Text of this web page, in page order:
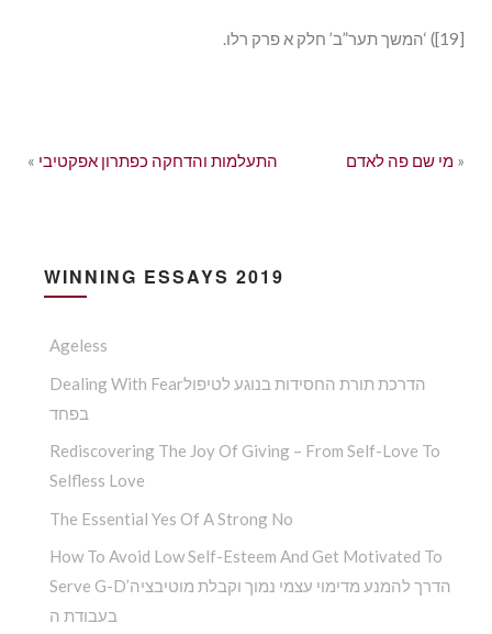
[19]) ‘המשך תער”ב’ חלק א פרק רלו.
« התעלמות והדחקה כפתרון אפקטיבי מי שם פה לאדם »
WINNING ESSAYS 2019
Ageless
Dealing With Fearהדרכת תורת החסידות בנוגע לטיפול
בפחד
Rediscovering The Joy Of Giving – From Self-Love To
Selfless Love
The Essential Yes Of A Strong No
How To Avoid Low Self-Esteem And Get Motivated To
Serve G-D’הדרך להמנע מדימוי עצמי נמוך וקבלת מוטיבציה
בעבודת ה